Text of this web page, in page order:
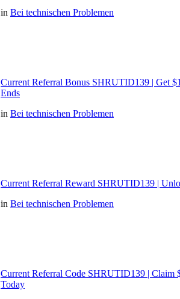
in Bei technischen Problemen
Current Referral Bonus SHRUTID139 | Get
Ends
in Bei technischen Problemen
Current Referral Reward SHRUTID139 |
in Bei technischen Problemen
Current Referral Code SHRUTID139 | Claim
Today